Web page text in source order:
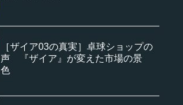
［ザイア03の真実］卓球ショップの
声 『ザイア』が変えた市場の景
色